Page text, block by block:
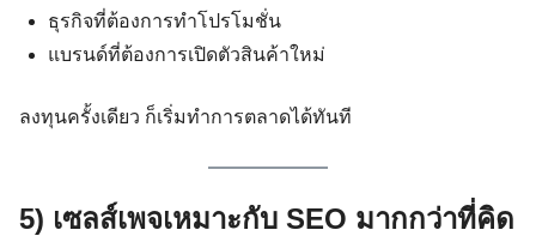
ธุรกิจที่ต้องการทำโปรโมชั่น
แบรนด์ที่ต้องการเปิดตัวสินค้าใหม่
ลงทุนครั้งเดียว ก็เริ่มทำการตลาดได้ทันที
5) เซลส์เพจเหมาะกับ SEO มากกว่าที่คิด